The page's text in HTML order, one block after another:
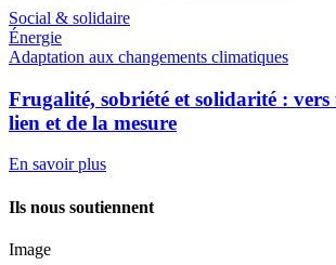
Social & solidaire
Énergie
Adaptation aux changements climatiques
Frugalité, sobriété et solidarité : vers
lien et de la mesure
En savoir plus
Ils nous soutiennent
Image